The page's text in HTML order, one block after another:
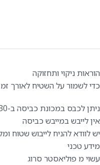
הוראות ניקוי ותחזוקה
כדי לשמור על השטיח לאורך
ניתן לכבס במכונת כביסה ב-30 מעלות.
אין לייבש במייבש כביסה
יש לוודא להניח לייבוש שטוח
מידע טכני
עשוי מ פוליאסטר סרוג